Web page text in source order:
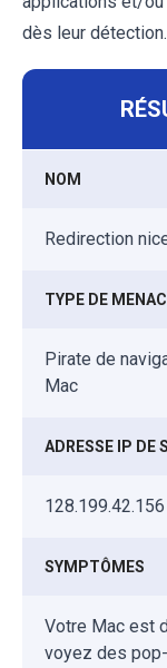
dès leur détection.
NOM
Redirection
TYPE DE
Pirate de
Mac
ADRESSE IP DE
128.199.42.156
SYMPTÔMES
Votre Mac est
voyez des